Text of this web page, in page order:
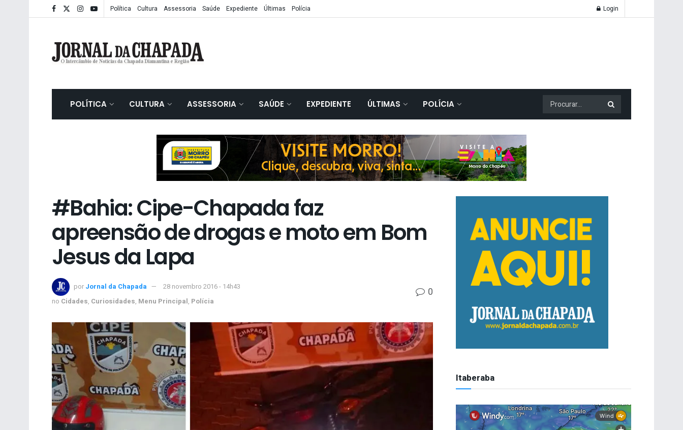
Política Cultura Assessoria Saúde Expediente Últimas Polícia Login
POLÍTICA CULTURA ASSESSORIA SAÚDE EXPEDIENTE ÚLTIMAS POLÍCIA
#Bahia: Cipe-Chapada faz
apreensão de drogas e moto em Bom
Jesus da Lapa
por Jornal da Chapada
28 novembro 2016 - 14h43
no Cidades, Curiosidades, Menu Principal, Polícia
0
Itaberaba